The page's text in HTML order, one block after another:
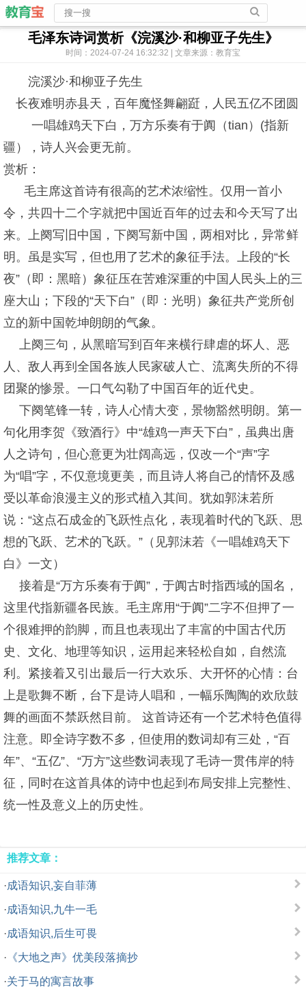
毛泽东诗词赏析《浣溪沙·和柳亚子先生》
时间：2024-07-24 16:32:32 | 文章来源：教育宝
浣溪沙·和柳亚子先生
长夜难明赤县天，百年魔怪舞翩跹，人民五亿不团圆
一唱雄鸡天下白，万方乐奏有于阗（tian）(指新
疆），诗人兴会更无前。
赏析：
毛主席这首诗有很高的艺术浓缩性。仅用一首小
令，共四十二个字就把中国近百年的过去和今天写了出
来。上阕写旧中国，下阕写新中国，两相对比，异常鲜
明。虽是实写，但也用了艺术的象征手法。上段的“长
夜”（即：黑暗）象征压在苦难深重的中国人民头上的三
座大山；下段的“天下白”（即：光明）象征共产党所创
立的新中国乾坤朗朗的气象。
上阕三句，从黑暗写到百年来横行肆虐的坏人、恶
人、敌人再到全国各族人民家破人亡、流离失所的不得
团聚的惨景。一口气勾勒了中国百年的近代史。
下阕笔锋一转，诗人心情大变，景物豁然明朗。第一
句化用李贺《致酒行》中“雄鸡一声天下白”，虽典出唐
人之诗句，但心意更为壮阔高远，仅改一个“声”字
为“唱”字，不仅意境更美，而且诗人将自己的情怀及感
受以革命浪漫主义的形式植入其间。犹如郭沫若所
说：“这点石成金的飞跃性点化，表现着时代的飞跃、思
想的飞跃、艺术的飞跃。”（见郭沫若《一唱雄鸡天下
白》一文）
接着是“万方乐奏有于阗”，于阗古时指西域的国名，
这里代指新疆各民族。毛主席用“于阗”二字不但押了一
个很难押的韵脚，而且也表现出了丰富的中国古代历
史、文化、地理等知识，运用起来轻松自如，自然流
利。紧接着又引出最后一行大欢乐、大开怀的心情：台
上是歌舞不断，台下是诗人唱和，一幅乐陶陶的欢欣鼓
舞的画面不禁跃然目前。 这首诗还有一个艺术特色值得
注意。即全诗字数不多，但使用的数词却有三处，“百
年”、“五亿”、“万方”这些数词表现了毛诗一贯伟岸的特
征，同时在这首具体的诗中也起到布局安排上完整性、
统一性及意义上的历史性。
推荐文章：
·成语知识,妄自菲薄
·成语知识,九牛一毛
·成语知识,后生可畏
· 《大地之声》优美段落摘抄
·关于马的寓言故事